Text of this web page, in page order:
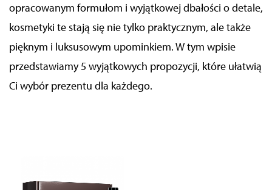
opracowanym formułom i wyjątkowej dbałości o detale,
kosmetyki te stają się nie tylko praktycznym, ale także
pięknym i luksusowym upominkiem. W tym wpisie
przedstawiamy 5 wyjątkowych propozycji, które ułatwią
Ci wybór prezentu dla każdego.